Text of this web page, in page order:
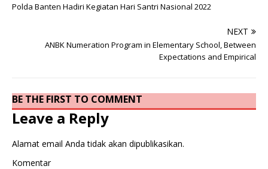
Polda Banten Hadiri Kegiatan Hari Santri Nasional 2022
NEXT
ANBK Numeration Program in Elementary School, Between
Expectations and Empirical
BE THE FIRST TO COMMENT
Leave a Reply
Alamat email Anda tidak akan dipublikasikan.
Komentar